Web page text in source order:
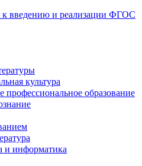
к введению и реализации ФГОС
культура
образование
и информатика